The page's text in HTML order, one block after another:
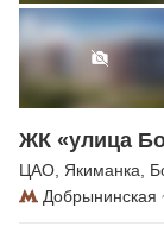
ЖК «улица
ЦАО, Якиманка,
Добрынинская